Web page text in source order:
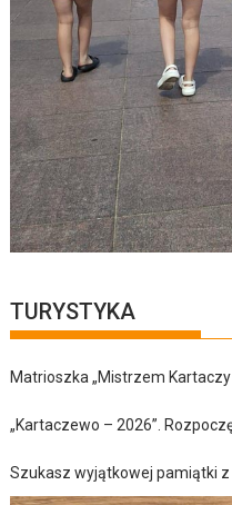
TURYSTYKA
Matrioszka „Mistrzem Kartaczy
„Kartaczewo – 2026”.
Szukasz wyjątkowej pamiątki z